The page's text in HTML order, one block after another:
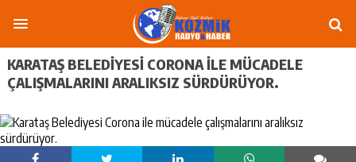
KARATAŞ BELEDIYESI CORONA ILE MÜCADELE
ÇALIŞMALARINI ARALIKSIZ SÜRDÜRÜYOR.